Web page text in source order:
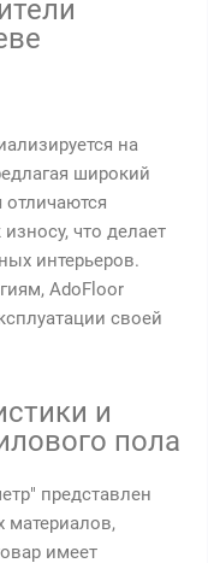
на
широкий
что делает
интерьеров.
AdoFloor
своей
и
пола
представлен
материалов,
имеет